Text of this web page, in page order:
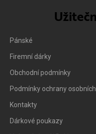
Pánské
Firemní dárky
Obchodní podmínky
Podmínky ochrany
Kontakty
Dárkové poukazy